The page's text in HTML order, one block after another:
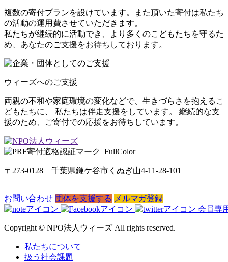
複数の寄付プランを設けています。また頂いた寄付は私たち
の活動の運用費させていただきます。
私たちが継続的に活動でき、より多くのこどもたちを守るた
め、あなたのご支援をお待ちしております。
ウィーズへのご支援
両親の不和や家庭環境の変化などで、生きづらさを抱えるこ
どもたちに、 私たちは伴走支援をしています。 継続的な支
援のため、ご寄付での応援をお待ちしています。
〒273-0128 千葉県鎌ケ谷市くぬぎ山4-11-28-101
お問い合わせ 団体を支援する メルマガ登録
会員専
Copyright © NPO法人ウィーズ All rights reserved.
私たちについて
扱う社会課題